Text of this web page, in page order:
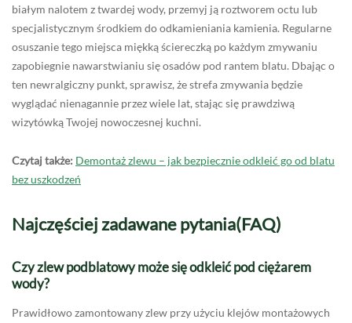
białym nalotem z twardej wody, przemyj ją roztworem octu lub
specjalistycznym środkiem do odkamieniania kamienia. Regularne
osuszanie tego miejsca miękką ściereczką po każdym zmywaniu
zapobiegnie nawarstwianiu się osadów pod rantem blatu. Dbając o
ten newralgiczny punkt, sprawisz, że strefa zmywania będzie
wyglądać nienagannie przez wiele lat, stając się prawdziwą
wizytówką Twojej nowoczesnej kuchni.
Czytaj także: Demontaż zlewu – jak bezpiecznie odkleić go od blatu
bez uszkodzeń
Najczęściej zadawane pytania(FAQ)
Czy zlew podblatowy może się odkleić pod ciężarem
wody?
Prawidłowo zamontowany zlew przy użyciu klejów montażowych